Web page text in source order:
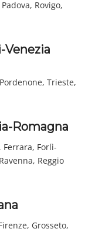
Rovigo,
Venezia
Trieste,
Romagna
Forlì-
Reggio
Grosseto,